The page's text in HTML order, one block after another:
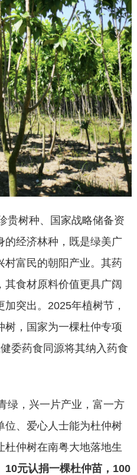
贵树种、国家战略储备资
的经济林种，既是绿美广
村富民的朝阳产业。其药
食材原料价值更具广阔
突出。2025年植树节，
树，国家为一棵杜仲专项
委药食同源将其纳入药食
绿，兴一片产业，富一方
位、爱心人士能为杜仲树
杜仲树在南粤大地落地生
10元认捐一棵杜仲苗， 100